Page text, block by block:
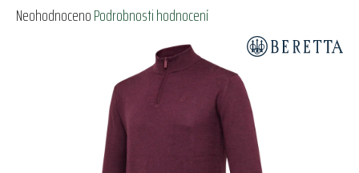
Průměrné
NeohodnocenoPodrobnosti hodnocení